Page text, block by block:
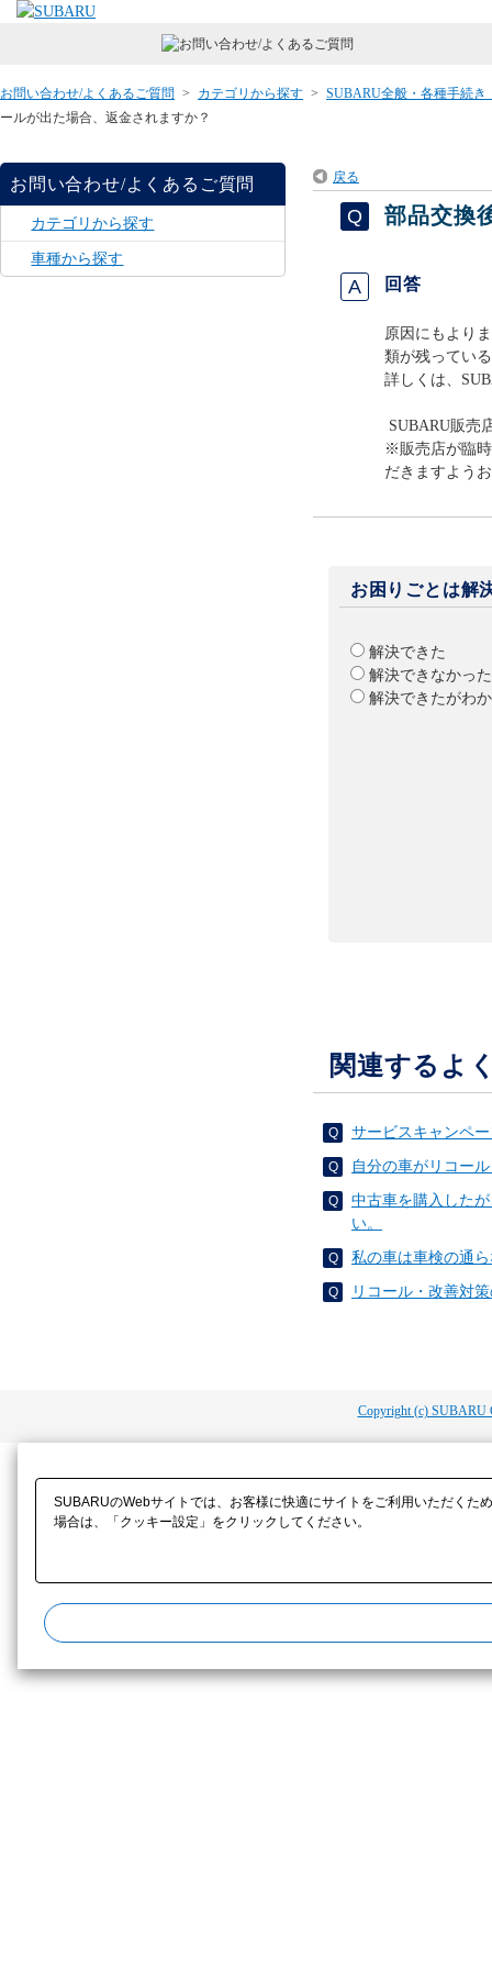
お問い合わせ/よくあるご質問 > カテゴリから探す > SUBARU全般・各種手続き
ールが出た場合、返金されますか？
お問い合わせ/よくあるご質問
カテゴリから探す
車種から探す
戻る
部品交換
回答
原因にもより
類が残ってい
詳しくは、
SUBARU販売
※販売店が臨
だきますよう
お困りごとは解
解決できた
解決できなかった
解決できたがわ
関連するよ
サービスキャンペ
自分の車がリコー
中古車を購入した
い。
私の車は車検の通
リコール・改善対
Copyright (c) SUBARU
SUBARUのWebサイトでは、お客様に快適にサイトをご利用いただく
場合は、「クッキー設定」をクリックしてください。​